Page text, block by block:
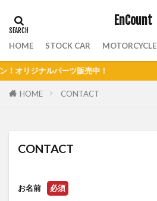
EnCount
HOME STOCK CAR MOTORCYCLE
HOME CONTACT
CONTACT
お名前
必須